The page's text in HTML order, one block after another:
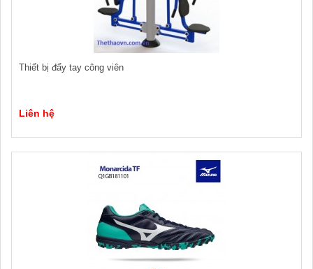
Thiết bị đẩy tay công viên
Liên hệ